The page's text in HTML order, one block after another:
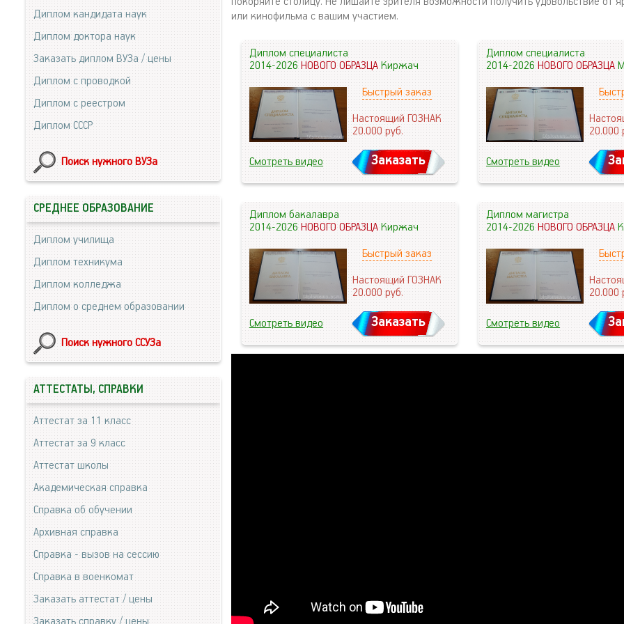
или кинофильма с вашим участием.
Диплом специалиста
2014-2026НОВОГО ОБРАЗЦАКиржач
Быстрый заказ
Настоящий ГОЗНАК
20.000руб.
Смотреть видео Заказать
Диплом специалиста
2014-2026НОВОГО ОБРАЗЦА
20.000
Смотреть видео
Диплом бакалавра
2014-2026НОВОГО ОБРАЗЦАКиржач
Быстрый заказ
Настоящий ГОЗНАК
20.000руб.
Смотреть видео Заказать
Диплом магистра
2014-2026НОВОГО ОБРАЗЦА
20.000
Смотреть видео
Диплом кандидата наук
Диплом доктора наук
Заказать диплом ВУЗа / цены
Диплом с проводкой
Диплом с реестром
Диплом СССР
Поиск нужного ВУЗа
СРЕДНЕЕ ОБРАЗОВАНИЕ
Диплом училища
Диплом техникума
Диплом колледжа
Диплом о среднем образовании
Поиск нужного ССУЗа
АТТЕСТАТЫ, СПРАВКИ
Аттестат за 11 класс
Аттестат за 9 класс
Аттестат школы
Академическая справка
Справка об обучении
Архивная справка
Справка - вызов на сессию
Справка в военкомат
Заказать аттестат / цены